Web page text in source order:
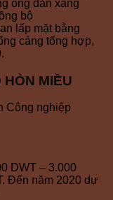
ống dẫn xăng
bộ
lấp mặt bằng
cảng tổng hợp,
MIỀU
Công nghiệp
DWT – 3.000
Đến năm 2020 dự